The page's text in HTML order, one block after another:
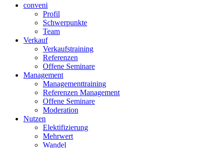
conveni
Profil
Schwerpunkte
Team
Verkauf
Verkaufstraining
Referenzen
Offene Seminare
Management
Managementtraining
Referenzen Management
Offene Seminare
Moderation
Nutzen
Elektifizierung
Mehrwert
Wandel